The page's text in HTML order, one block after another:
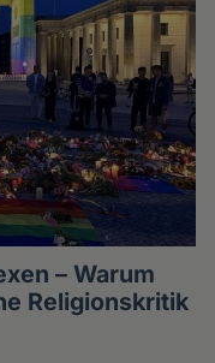
– Warum
Religionskritik